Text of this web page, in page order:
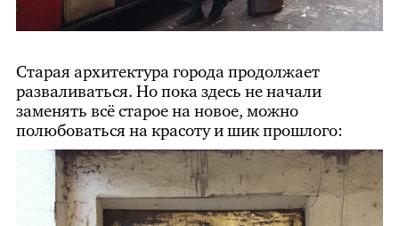
Старая архитектура города продолжает
разваливаться. Но пока здесь не начали
заменять всё старое на новое, можно
полюбоваться на красоту и шик прошлого: